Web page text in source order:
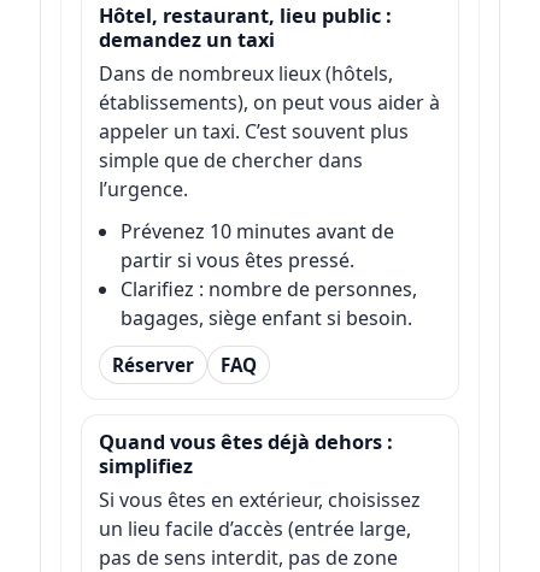
Hôtel, restaurant, lieu public :
demandez un taxi
Dans de nombreux lieux (hôtels,
établissements), on peut vous aider à
appeler un taxi. C’est souvent plus
simple que de chercher dans
l’urgence.
Prévenez 10 minutes avant de
partir si vous êtes pressé.
Clarifiez : nombre de personnes,
bagages, siège enfant si besoin.
Réserver FAQ
Quand vous êtes déjà dehors :
simplifiez
Si vous êtes en extérieur, choisissez
un lieu facile d’accès (entrée large,
pas de sens interdit, pas de zone